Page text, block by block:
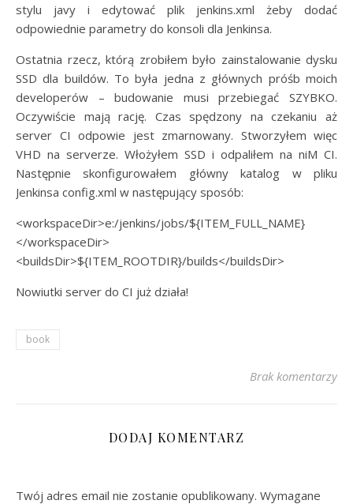
stylu javy i edytować plik jenkins.xml żeby dodać
odpowiednie parametry do konsoli dla Jenkinsa.
Ostatnia rzecz, którą zrobiłem było zainstalowanie dysku
SSD dla buildów. To była jedna z głównych próśb moich
developerów – budowanie musi przebiegać SZYBKO.
Oczywiście mają rację. Czas spędzony na czekaniu aż
server CI odpowie jest zmarnowany. Stworzyłem więc
VHD na serverze. Włożyłem SSD i odpaliłem na niM CI.
Następnie skonfigurowałem główny katalog w pliku
Jenkinsa config.xml w następujący sposób:
<workspaceDir>e:/jenkins/jobs/${ITEM_FULL_NAME}
</workspaceDir>
<buildsDir>${ITEM_ROOTDIR}/builds</buildsDir>
Nowiutki server do CI już działa!
book
Brak komentarzy
DODAJ KOMENTARZ
Twój adres email nie zostanie opublikowany. Wymagane